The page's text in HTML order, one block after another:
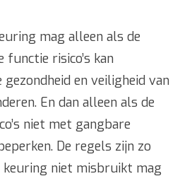
mag alleen als de
risico’s kan
en veiligheid van
En dan alleen als de
niet met gangbare
De regels zijn zo
niet misbruikt mag